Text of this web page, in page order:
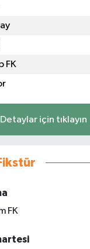
FK
Detaylar için tıklayın
FK